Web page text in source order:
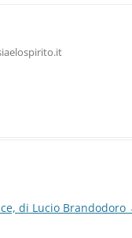
di Lucio Brandodoro